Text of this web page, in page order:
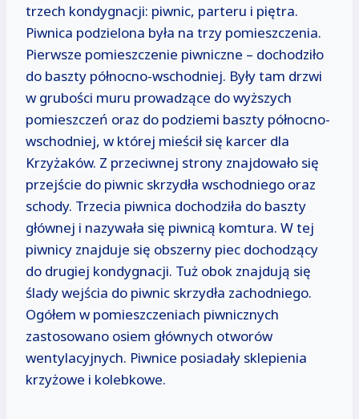
trzech kondygnacji: piwnic, parteru i piętra.
Piwnica podzielona była na trzy pomieszczenia.
Pierwsze pomieszczenie piwniczne – dochodziło
do baszty północno-wschodniej. Były tam drzwi
w grubości muru prowadzące do wyższych
pomieszczeń oraz do podziemi baszty północno-
wschodniej, w której mieścił się karcer dla
Krzyżaków. Z przeciwnej strony znajdowało się
przejście do piwnic skrzydła wschodniego oraz
schody. Trzecia piwnica dochodziła do baszty
głównej i nazywała się piwnicą komtura. W tej
piwnicy znajduje się obszerny piec dochodzący
do drugiej kondygnacji. Tuż obok znajdują się
ślady wejścia do piwnic skrzydła zachodniego.
Ogółem w pomieszczeniach piwnicznych
zastosowano osiem głównych otworów
wentylacyjnych. Piwnice posiadały sklepienia
krzyżowe i kolebkowe.